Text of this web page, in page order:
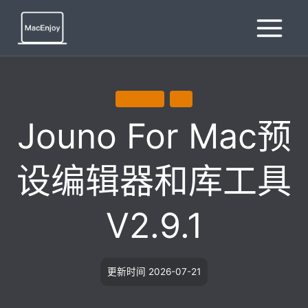
Jouno For Mac预
设编辑器和库工具
V2.9.1
更新时间 2026-07-21